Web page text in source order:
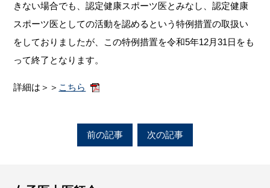
きない場合でも、認定健康スポーツ医とみなし、認定健康
スポーツ医としての活動を認めるという特例措置の取扱い
をしておりましたが、この特例措置を令和5年12月31日をも
って終了となります。
詳細は＞＞ こちら
前の記事 次の記事